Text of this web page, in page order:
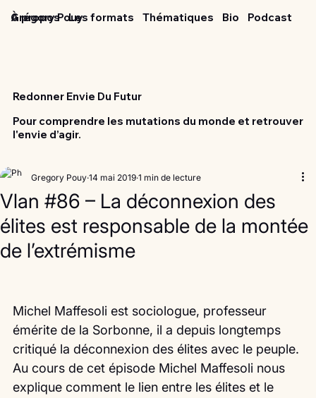
Grégory Pouy
À propos Les formats Thématiques Podcast
Bio
Redonner Envie Du Futur
Pour comprendre les mutations du monde et retrouver
l'envie d’agir.
Vlan #86 – La déconnexion des
élites est responsable de la montée
de l’extrémisme
Gregory Pouy 14 mai 2019 1 min de lecture
Michel Maffesoli est sociologue, professeur
émérite de la Sorbonne, il a depuis longtemps
critiqué la déconnexion des élites avec le peuple.
Au cours de cet épisode Michel Maffesoli nous
explique comment le lien entre les élites et le